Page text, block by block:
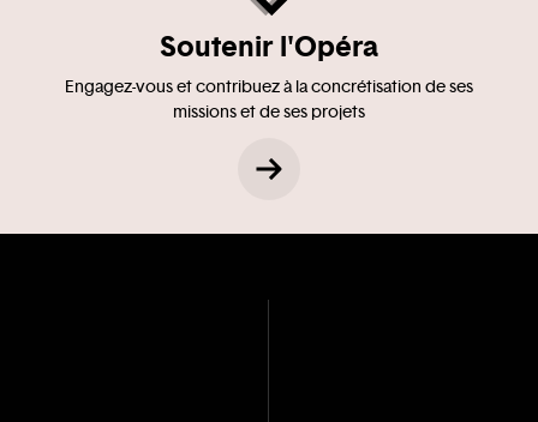
Soutenir l'Opéra
Engagez-vous et contribuez à la concrétisation de ses
missions et de ses projets